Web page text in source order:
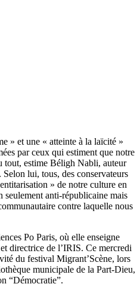
» et une « atteinte à la laïcité »
par ceux qui estiment que notre
tout, estime Béligh Nabli, auteur
lui, tous, des conservateurs
» de notre culture en
seulement anti-républicaine mais
contre laquelle nous
Po Paris, où elle enseigne
directrice de l’IRIS. Ce mercredi
du festival Migrant’Scène, lors
municipale de la Part-Dieu,
“Démocratie”.